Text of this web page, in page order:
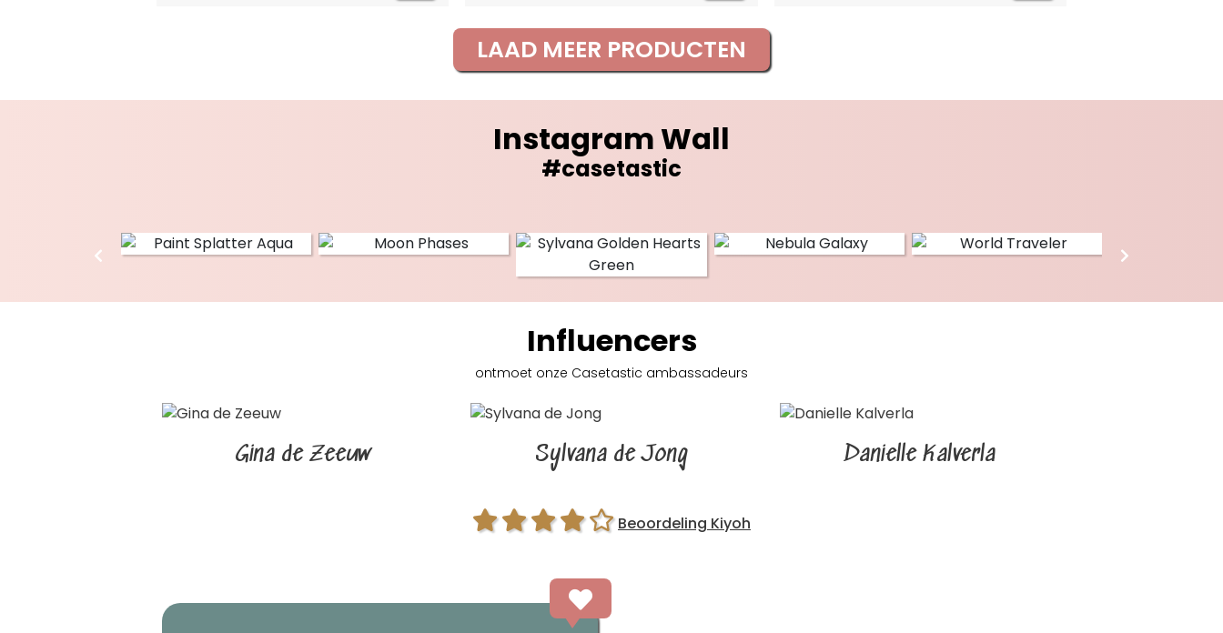
LAAD MEER PRODUCTEN
Instagram Wall
#casetastic
Influencers
ontmoet onze Casetastic ambassadeurs
Gina de Zeeuw Sylvana de Jong Danielle Kalverla
Beoordeling Kiyoh